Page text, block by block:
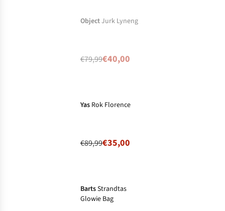
Niet op
ObjectJurk Lyneng
€79,99€40,00
Yas Rok Florence
€89,99€35,00
BartsStrandtas
Glowie Bag